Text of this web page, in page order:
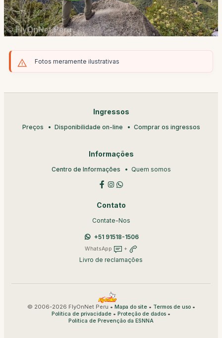
Fotos meramente ilustrativas
Ingressos
Preços Disponibilidade on-line Comprar os ingressos
Informações
Centro de Informações Quem somos
Contato
Contate-Nos
+51 91518-1506
WhatsApp +
Livro de reclamações
© 2006-2026 FlyOnNet Peru • Mapa do site• Termos de uso•
Política de privacidade • Proteção de dados •
Política de Prevenção da ESNNA